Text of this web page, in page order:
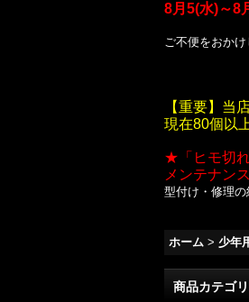
8月5(水)～8
ご不便をおかけ
【重要】当
現在80個以
★「ヒモ切
メンテナン
型付け・修理の
ホーム > 少年
商品カテゴ